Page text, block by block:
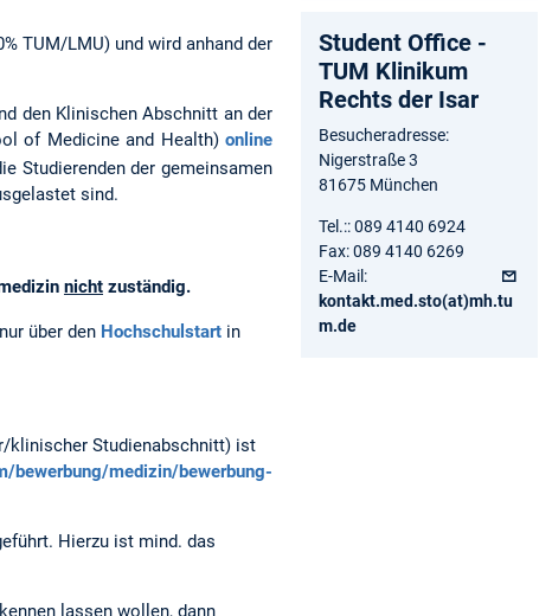
TUM/LMU) und wird anhand der
den Klinischen Abschnitt an der
of Medicine and Health)online
Studierenden der gemeinsamen
sind.
nicht zuständig.
über den Hochschulstart in
klinischer Studienabschnitt) ist
bewerbung/medizin/bewerbung-
Hierzu ist mind. das
lassen wollen, dann
Student Office -
TUM Klinikum
Rechts der Isar
Besucheradresse:
Nigerstraße 3
81675 München
Tel.:: 089 4140 6924
Fax: 089 4140 6269
E-Mail:
kontakt.med.sto(at)mh.tu
m.de